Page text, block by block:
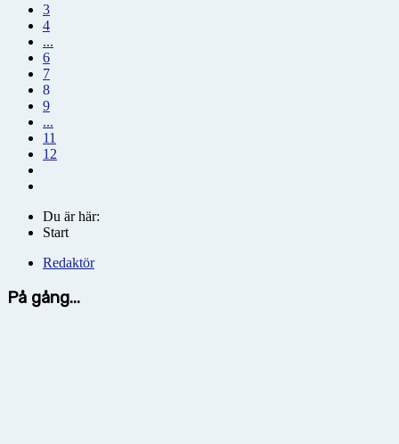
3
4
...
6
7
8
9
...
11
12
Du är här:
Start
Redaktör
På gång...